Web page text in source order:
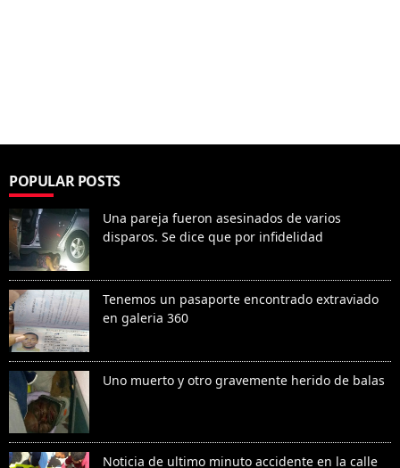
POPULAR POSTS
Una pareja fueron asesinados de varios
disparos. Se dice que por infidelidad
Tenemos un pasaporte encontrado extraviado
en galeria 360
Uno muerto y otro gravemente herido de balas
Noticia de ultimo minuto accidente en la calle